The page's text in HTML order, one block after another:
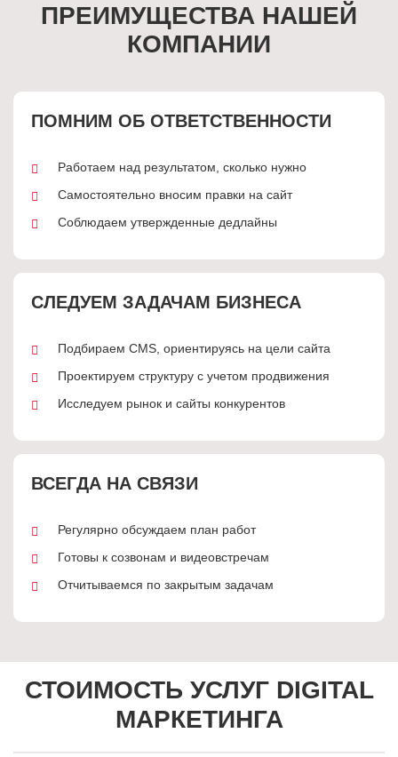
ПРЕИМУЩЕСТВА НАШЕЙ
КОМПАНИИ
ПОМНИМ ОБ ОТВЕТСТВЕННОСТИ
Работаем над результатом, сколько нужно
Самостоятельно вносим правки на сайт
Соблюдаем утвержденные дедлайны
СЛЕДУЕМ ЗАДАЧАМ БИЗНЕСА
Подбираем CMS, ориентируясь на цели сайта
Проектируем структуру с учетом продвижения
Исследуем рынок и сайты конкурентов
ВСЕГДА НА СВЯЗИ
Регулярно обсуждаем план работ
Готовы к созвонам и видеовстречам
Отчитываемся по закрытым задачам
СТОИМОСТЬ УСЛУГ DIGITAL
МАРКЕТИНГА